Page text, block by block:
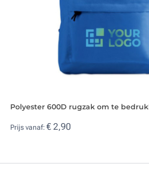
Polyester 600D rugzak om te
Prijs vanaf: € 2,90